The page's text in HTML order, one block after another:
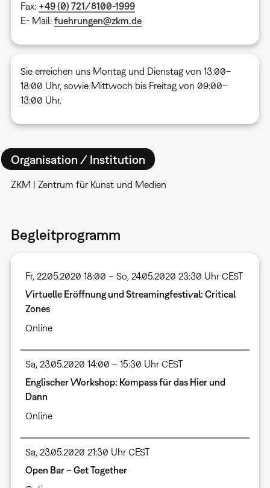
Fax: +49 (0) 721/8100-1999
E- Mail: fuehrungen@zkm.de
Sie erreichen uns Montag und Dienstag von 13:00–
18:00 Uhr, sowie Mittwoch bis Freitag von 09:00–
13:00 Uhr.
Organisation / Institution
ZKM | Zentrum für Kunst und Medien
Begleitprogramm
Fr, 22.05.2020 18:00 – So, 24.05.2020 23:30 Uhr CEST
Virtuelle Eröffnung und Streamingfestival: Critical
Zones
Online
Sa, 23.05.2020 14:00 – 15:30 Uhr CEST
Englischer Workshop: Kompass für das Hier und
Dann
Online
Sa, 23.05.2020 21:30 Uhr CEST
Open Bar – Get Together